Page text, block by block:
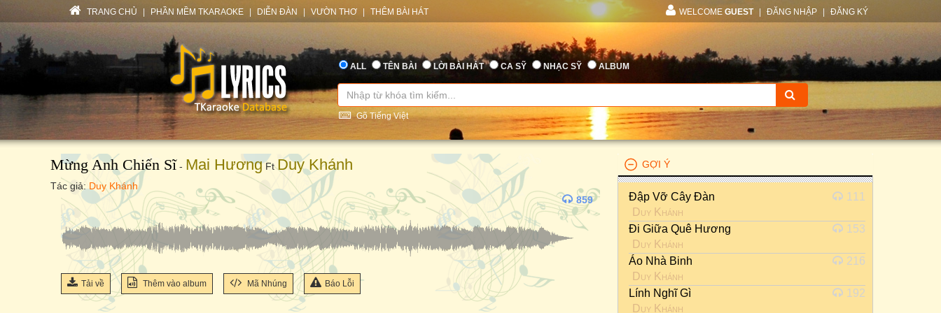
TRANG CHỦ PHẦN MỀM TKARAOKE DIỄN ĐÀN VƯỜN THƠ THÊM BÀI HÁT WELCOME GUEST ĐĂNG NHẬP ĐĂNG KÝ
ALL TÊN BÀI LỜI BÀI HÁT CA SỸ NHẠC SỸ ALBUM
Gõ Tiếng Việt
Mừng Anh Chiến Sĩ - Mai HươngFtDuy Khánh
Tác giả: Duy Khánh
859
Tải về Thêm vào album Mã Nhúng Báo Lỗi
GỢI Ý
Đập Vỡ Cây Đàn
Duy Khánh
111
Đi Giữa Quê Hương
Duy Khánh
153
Áo Nhà Binh
Duy Khánh
216
Lính Nghĩ Gì
Duy Khánh
192